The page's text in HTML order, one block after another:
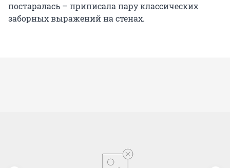
постаралась – приписала пару классических
заборных выражений на стенах.